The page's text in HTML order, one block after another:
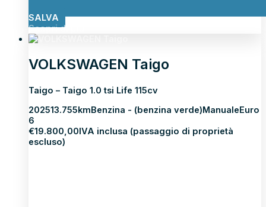
SALVA
Scopri di più
VOLKSWAGEN Taigo
Taigo – Taigo 1.0 tsi Life 115cv
202513.755kmBenzina - (benzina verde)ManualeEuro
6
€19.800,00IVA inclusa (passaggio di proprietà
escluso)